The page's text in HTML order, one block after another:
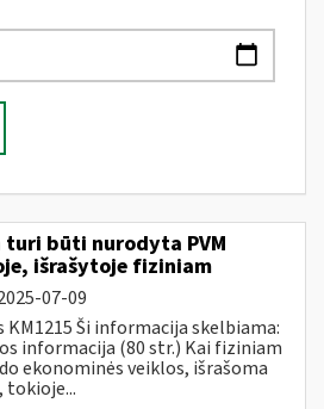
būti nurodyta PVM
išrašytoje fiziniam
07-09
Ši informacija skelbiama:
informacija (80 str.) Kai fiziniam
ekonominės veiklos, išrašoma
tokioje...